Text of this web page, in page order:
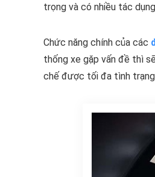
trọng và có nhiều tác
Chức năng chính của các
thống xe gặp vấn đề thì
chế được tối đa tình trạng